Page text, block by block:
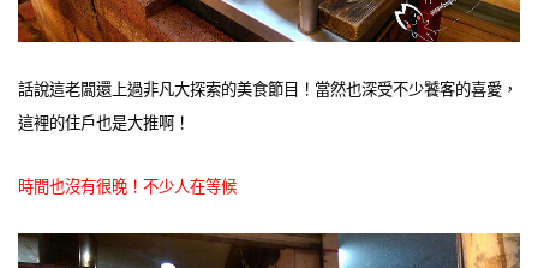
話說這老闆還上過非凡大探索的美食節目！當然也深受不少饕客的喜愛，
這裡的住戶也是大推啊！
時間也沒有很晚！不少人在等候